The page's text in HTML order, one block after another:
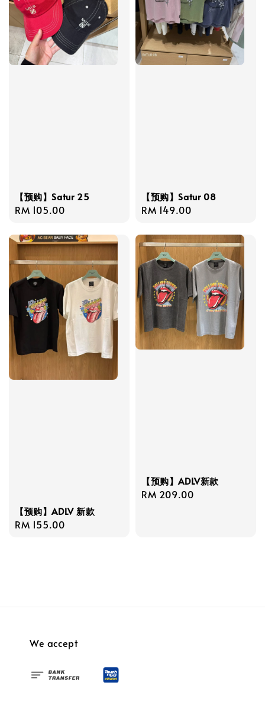
【预购】Satur 25
Regular
RM 105.00
【预购】Satur 08
Regular
RM 149.00
【预购】ADLV 新款
Regular
RM 155.00
【预购】ADLV新款
Regular
RM 209.00
We accept